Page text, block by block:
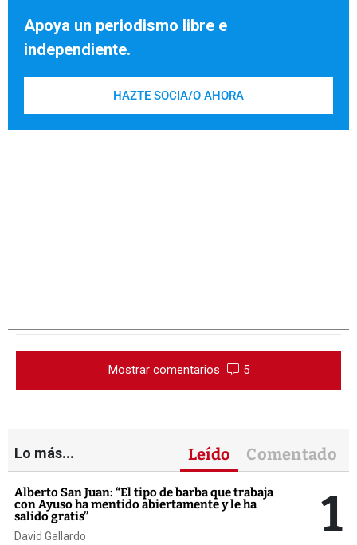
Apoya un periodismo libre e
independiente.
HAZTE SOCIA/O AHORA
Mostrar comentarios 5
Lo más... Leído Comentado
Alberto San Juan: “El tipo de barba que trabaja
con Ayuso ha mentido abiertamente y le ha
salido gratis”
David Gallardo 1